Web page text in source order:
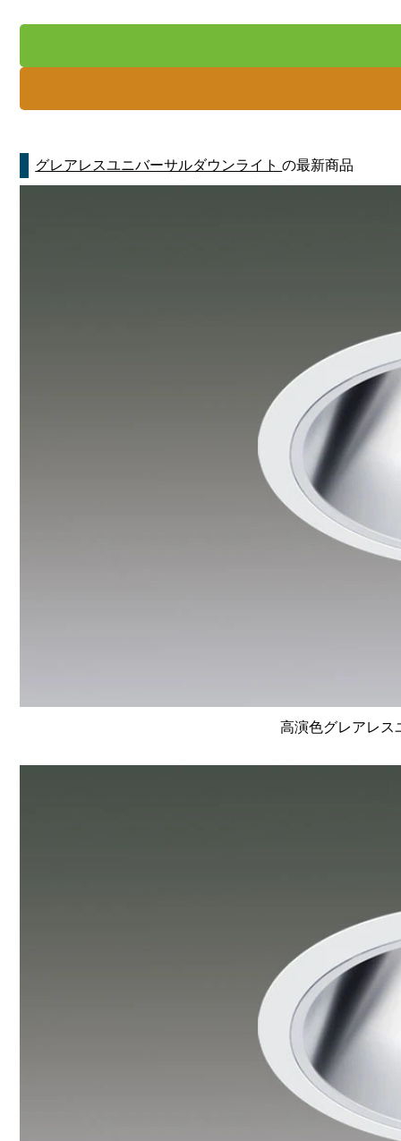
グレアレスユニバーサルダウンライトの最新商品
高演色グレアレス